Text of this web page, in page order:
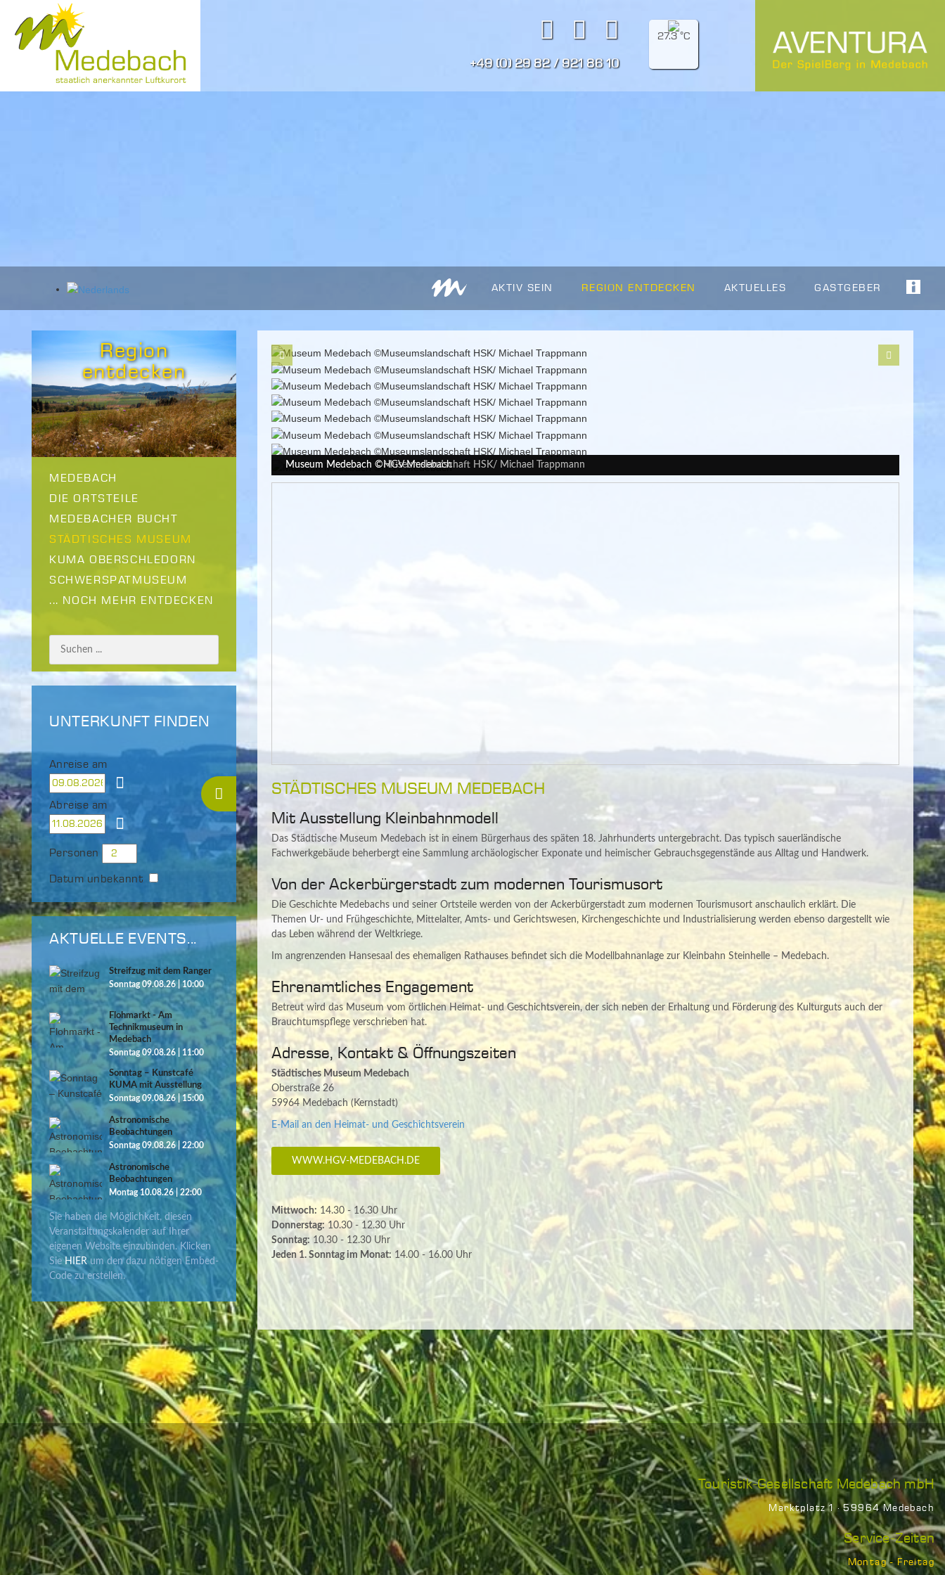
+49 (0) 29 82 / 921 86 10
27.3 °C
AKTIV SEIN REGION ENTDECKEN AKTUELLES GASTGEBER
Region
entdecken
MEDEBACH
DIE ORTSTEILE
MEDEBACHER BUCHT
STÄDTISCHES MUSEUM
KUMA OBERSCHLEDORN
SCHWERSPATMUSEUM
... NOCH MEHR ENTDECKEN
UNTERKUNFT FINDEN
Anreise am
Abreise am
Personen
Datum unbekannt
AKTUELLE EVENTS...
Streifzug mit dem Ranger
Sonntag 09.08.26 | 10:00
Flohmarkt - Am
Technikmuseum in
Medebach
Sonntag 09.08.26 | 11:00
Sonntag – Kunstcafé
KUMA mit Ausstellung
Sonntag 09.08.26 | 15:00
Astronomische
Beobachtungen
Sonntag 09.08.26 | 22:00
Astronomische
Beobachtungen
Montag 10.08.26 | 22:00
Sie haben die Möglichkeit, diesen
Veranstaltungskalender auf Ihrer
eigenen Website einzubinden. Klicken
SieHIER um den dazu nötigen Embed-
Code zu erstellen.
Museum Medebach ©Museumslandschaft HSK/ Michael Trappmann
Museum Medebach ©Museumslandschaft HSK/ Michael Trappmann
Museum Medebach ©Museumslandschaft HSK/ Michael Trappmann
Museum Medebach ©Museumslandschaft HSK/ Michael Trappmann
Museum Medebach ©Museumslandschaft HSK/ Michael Trappmann
Museum Medebach ©Museumslandschaft HSK/ Michael Trappmann
Museum Medebach ©Museumslandschaft HSK/ Michael Trappmann
Museum Medebach ©HGV Medebach
STÄDTISCHES MUSEUM MEDEBACH
Mit Ausstellung Kleinbahnmodell
Das Städtische Museum Medebach ist in einem Bürgerhaus des späten 18. Jahrhunderts untergebracht. Das typisch sauerländische
Fachwerkgebäude beherbergt eine Sammlung archäologischer Exponate und heimischer Gebrauchsgegenstände aus Alltag und Handwerk.
Von der Ackerbürgerstadt zum modernen Tourismusort
Die Geschichte Medebachs und seiner Ortsteile werden von der Ackerbürgerstadt zum modernen Tourismusort anschaulich erklärt. Die
Themen Ur- und Frühgeschichte, Mittelalter, Amts- und Gerichtswesen, Kirchengeschichte und Industrialisierung werden ebenso dargestellt wie
das Leben während der Weltkriege.
Im angrenzenden Hansesaal des ehemaligen Rathauses befindet sich die Modellbahnanlage zur Kleinbahn Steinhelle – Medebach.
Ehrenamtliches Engagement
Betreut wird das Museum vom örtlichen Heimat- und Geschichtsverein, der sich neben der Erhaltung und Förderung des Kulturguts auch der
Brauchtumspflege verschrieben hat.
Adresse, Kontakt & Öffnungszeiten
Städtisches Museum Medebach
Oberstraße 26
59964 Medebach (Kernstadt)
E-Mail an den Heimat- und Geschichtsverein
WWW.HGV-MEDEBACH.DE
Mittwoch: 14.30 - 16.30 Uhr
Donnerstag: 10.30 - 12.30 Uhr
Sonntag: 10.30 - 12.30 Uhr
Jeden 1. Sonntag im Monat: 14.00 - 16.00 Uhr
Touristik-Gesellschaft Medebach mbH
Marktplatz 1 · 59964 Medebach
Service-Zeiten
Montag - Freitag